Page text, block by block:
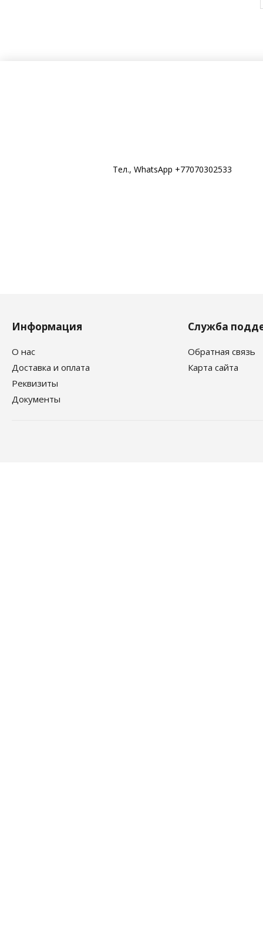
Тел., WhatsApp +77070302533
Информация
О нас
Доставка и оплата
Реквизиты
Документы
Служба
Обратная связь
Карта сайта